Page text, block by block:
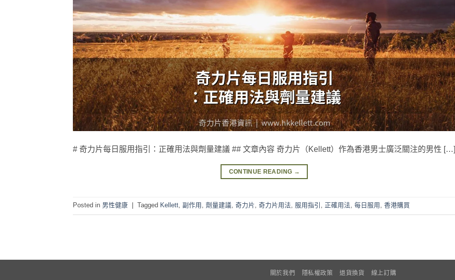
# 奇力片每日服用指引：正確用法與劑量建議 ## 文章內容 奇力片（Kellett）作為香港男士廣泛關注的男性 […]
CONTINUE READING →
Posted in 男性健康 Tagged Kellett 副作用 劑量建議 奇力片 奇力片用法 服用指引 正確用法 每日服用 香港購買
關於我們 隱私權政策 退貨換貨 線上訂購